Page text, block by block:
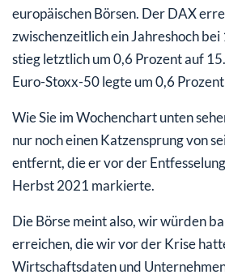
europäischen Börsen. Der DAX
zwischenzeitlich ein Jahreshoch
stieg letztlich um 0,6 Prozent auf
Euro-Stoxx-50 legte um 0,6
Wie Sie im Wochenchart unten
nur noch einen Katzensprung von
entfernt, die er vor der
Herbst 2021 markierte.
Die Börse meint also, wir würden
erreichen, die wir vor der Krise
Wirtschaftsdaten und